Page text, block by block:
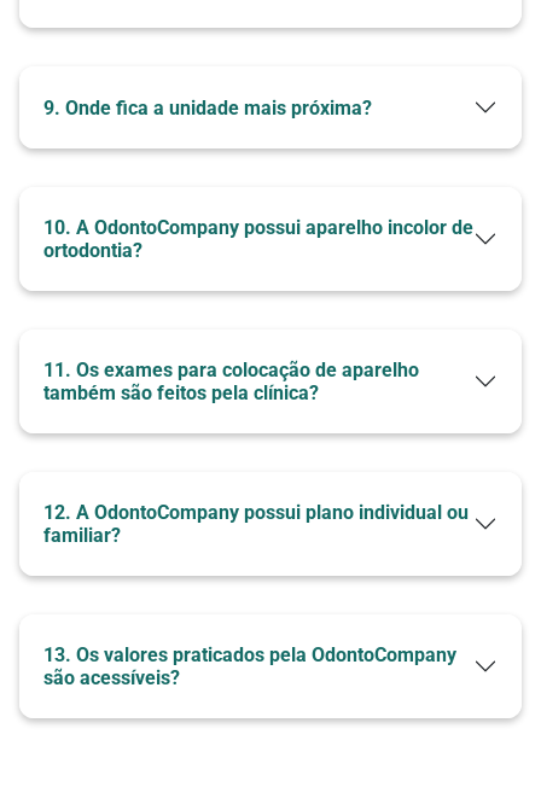
9. Onde fica a unidade mais próxima?
10. A OdontoCompany possui aparelho incolor de
ortodontia?
11. Os exames para colocação de aparelho
também são feitos pela clínica?
12. A OdontoCompany possui plano individual ou
familiar?
13. Os valores praticados pela OdontoCompany
são acessíveis?